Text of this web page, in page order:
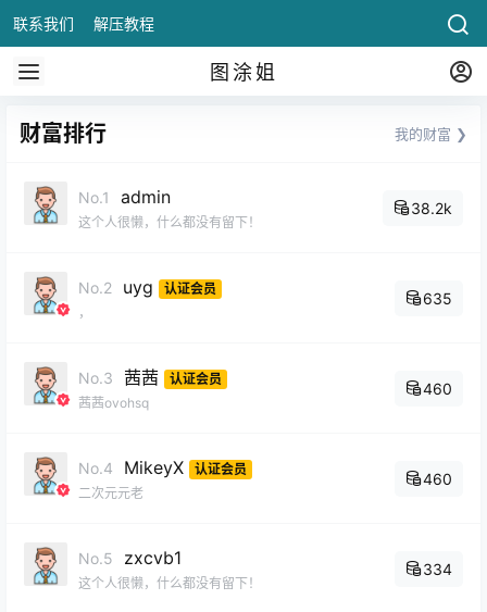
联系我们 解压教程
图涂姐
财富排行 我的财富 ❯
No.1 admin
这个人很懒，什么都没有留下！
38.2k
No.2 uyg
认证会员
，
635
No.3 茜茜
认证会员
茜茜ovohsq
460
No.4 MikeyX
认证会员
二次元元老
460
No.5 zxcvb1
这个人很懒，什么都没有留下！
334